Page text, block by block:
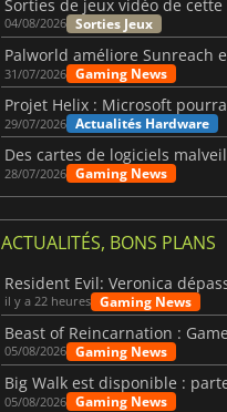
04/08/2026 Sorties Jeux
Palworld améliore Sunreach
31/07/2026 Gaming News
Projet Helix : Microsoft
29/07/2026 Actualités Hardware
28/07/2026 Gaming News
ACTUALITÉS, BONS PLANS
il y a 22 heures Gaming News
05/08/2026 Gaming News
05/08/2026 Gaming News